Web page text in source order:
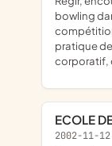
bowling
pratique
corporatif,
ECOLE
2002-11-12